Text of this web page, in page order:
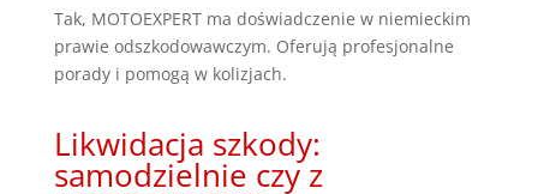
Tak, MOTOEXPERT ma doświadczenie w niemieckim
prawie odszkodowawczym. Oferują profesjonalne
porady i pomogą w kolizjach.
Likwidacja szkody:
samodzielnie czy z